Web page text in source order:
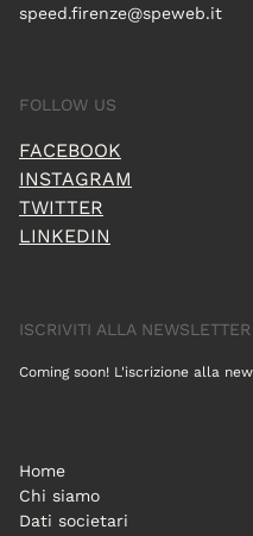
speed.firenze@speweb.it
FOLLOW US
FACEBOOK
INSTAGRAM
TWITTER
LINKEDIN
ISCRIVITI ALLA NEWSLETTER
Coming soon! L'iscrizione alla
Home
Chi siamo
Dati societari